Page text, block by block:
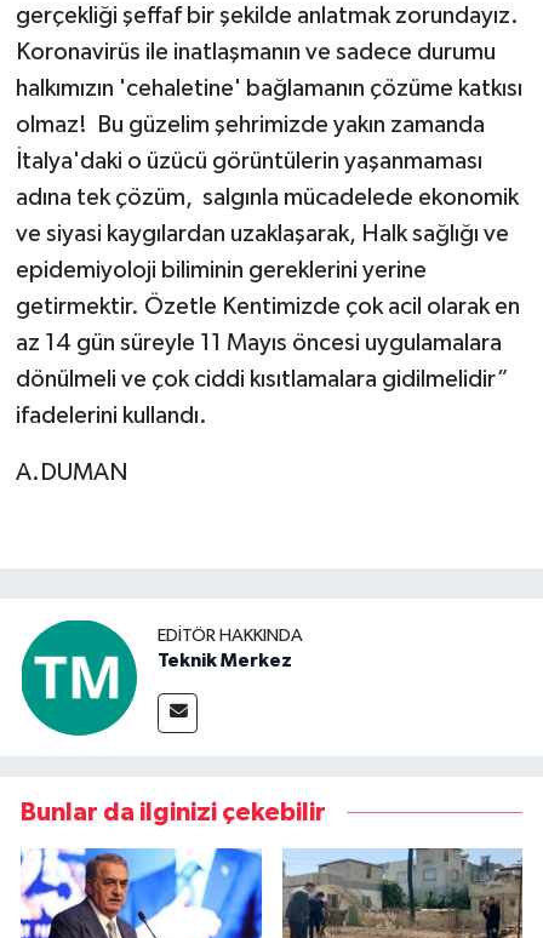
gerçekliği şeffaf bir şekilde anlatmak zorundayız.
Koronavirüs ile inatlaşmanın ve sadece durumu
halkımızın 'cehaletine' bağlamanın çözüme katkısı
olmaz! Bu güzelim şehrimizde yakın zamanda
İtalya'daki o üzücü görüntülerin yaşanmaması
adına tek çözüm, salgınla mücadelede ekonomik
ve siyasi kaygılardan uzaklaşarak, Halk sağlığı ve
epidemiyoloji biliminin gereklerini yerine
getirmektir. Özetle Kentimizde çok acil olarak en
az 14 gün süreyle 11 Mayıs öncesi uygulamalara
dönülmeli ve çok ciddi kısıtlamalara gidilmelidir”
ifadelerini kullandı.
A.DUMAN
EDITÖR HAKKINDA
Teknik Merkez
Bunlar da ilginizi çekebilir